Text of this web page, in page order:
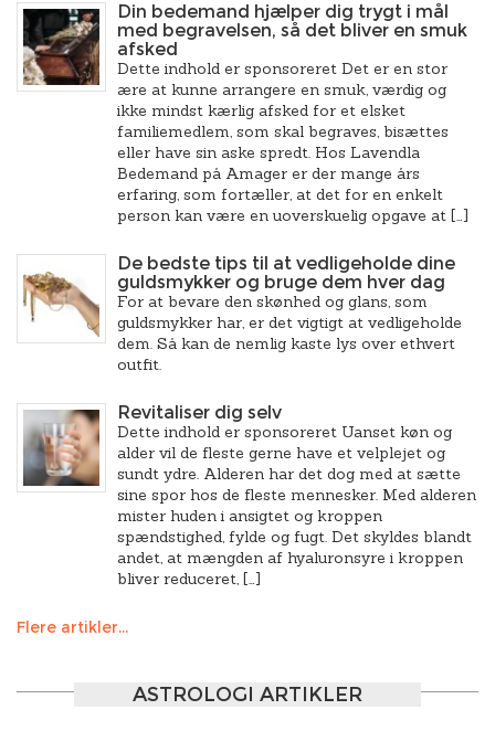
Din bedemand hjælper dig trygt i mål
med begravelsen, så det bliver en smuk
afsked
Dette indhold er sponsoreret Det er en stor
ære at kunne arrangere en smuk, værdig og
ikke mindst kærlig afsked for et elsket
familiemedlem, som skal begraves, bisættes
eller have sin aske spredt. Hos Lavendla
Bedemand på Amager er der mange års
erfaring, som fortæller, at det for en enkelt
person kan være en uoverskuelig opgave at […]
De bedste tips til at vedligeholde dine
guldsmykker og bruge dem hver dag
For at bevare den skønhed og glans, som
guldsmykker har, er det vigtigt at vedligeholde
dem. Så kan de nemlig kaste lys over ethvert
outfit.
Revitaliser dig selv
Dette indhold er sponsoreret Uanset køn og
alder vil de fleste gerne have et velplejet og
sundt ydre. Alderen har det dog med at sætte
sine spor hos de fleste mennesker. Med alderen
mister huden i ansigtet og kroppen
spændstighed, fylde og fugt. Det skyldes blandt
andet, at mængden af hyaluronsyre i kroppen
bliver reduceret, […]
Flere artikler...
ASTROLOGI ARTIKLER